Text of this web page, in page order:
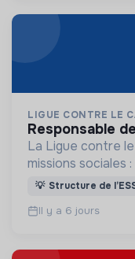
LIGUE CONTRE LE
responsable
La Ligue contre
missions sociales
les personnes
💡 Structure de
Il y a 6 jours